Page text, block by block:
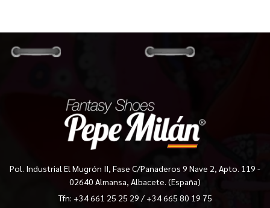
Pol. Industrial El Mugrón II, Fase C/Panaderos 9 Nave 2, Apto. 119 -
02640 Almansa, Albacete. (España)
Tfn: +34 661 25 25 29 /+34 665 80 19 75